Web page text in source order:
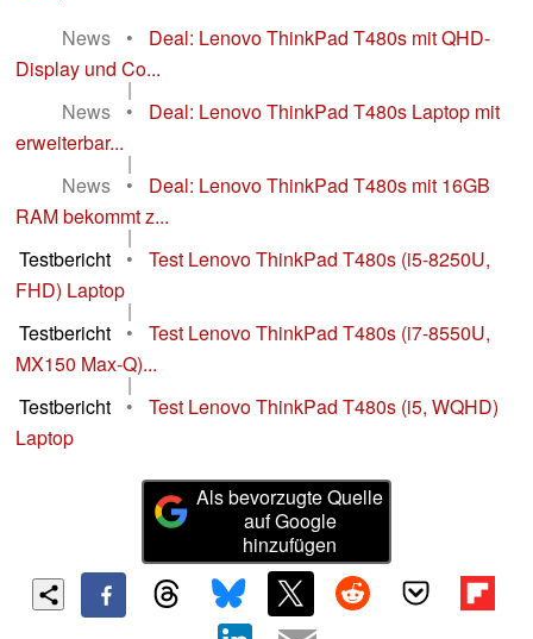
News
•
Deal: Lenovo ThinkPad T480s mit QHD-
Display und Co...
|
News
•
Deal: Lenovo ThinkPad T480s Laptop mit
erweiterbar...
|
News
•
Deal: Lenovo ThinkPad T480s mit 16GB
RAM bekommt z...
|
Testbericht
•
Test Lenovo ThinkPad T480s (i5-8250U,
FHD) Laptop
|
Testbericht
•
Test Lenovo ThinkPad T480s (i7-8550U,
MX150 Max-Q)...
|
Testbericht
•
Test Lenovo ThinkPad T480s (i5, WQHD)
Laptop
Als bevorzugte Quelle
auf Google
hinzufügen